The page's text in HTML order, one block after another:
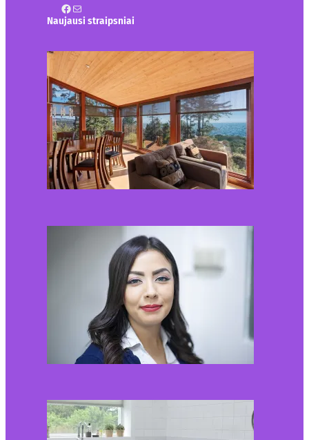
Facebook Mail
Naujausi straipsniai
Kur nusipirkti medines
žaliuzes Klaipėdoje?
2026-08-01
Kaip miegamojo
atmosfera veikia odos
senėjimą?
2026-06-01